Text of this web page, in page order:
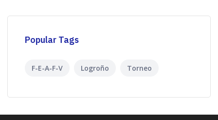
Popular Tags
F-E-A-F-V Logroño Torneo